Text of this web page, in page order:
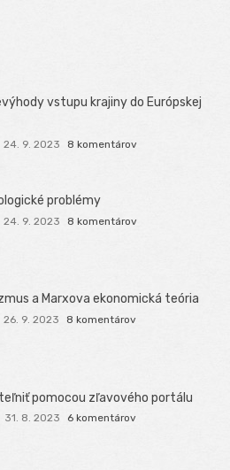
vstupu krajiny do Európskej
24. 9. 2023 8 komentárov
problémy
24. 9. 2023 8 komentárov
a Marxova ekonomická teória
26. 9. 2023 8 komentárov
pomocou zľavového portálu
31. 8. 2023 6 komentárov